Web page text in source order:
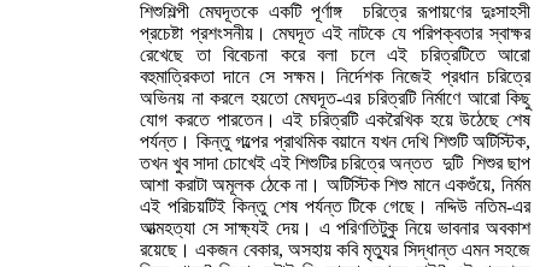
শিশুশিল্পী মেঘদূতকে একটি পূর্ণাঙ্গ চরিত্রে রূপায়ণের দুঃসাহসী
প্রচেষ্টা প্রশংসনীয়। মেঘদূত এই নাটকে যে পরিপক্বতার স্বাক্ষর
রেখেছে তা বিবেচনা করে বলা চলে এই চরিত্রটিতে আরো
বহুমাত্রিকতা দানে সে সক্ষম। নির্দেশক নিজেই প্রধান চরিত্রে
অভিনয় না করলে হয়তো মেঘদূত-এর চরিত্রটি নির্মাণে আরো কিছু
যোগ করতে পারতেন। এই চরিত্রটি একরৈখিক হয়ে উঠেছে শেষ
পর্যন্ত। কিন্তু গল্পের প্রাথমিক বয়ানে যখন দেখি শিশুটি অটিস্টিক,
তখন খুব সাদা চোখেই এই শিশুটির চরিত্রে অন্তত দুটি শিশুর ছাপ
আশা করাটা অমূলক ঠেকে না। অটিস্টিক শিশু মানে একগুঁয়ে, নির্মম
এই পরিচয়টিই কিন্তু শেষ পর্যন্ত টিকে গেছে। নদ্দিউ নতিম-এর
আত্মহত্যা সে সাক্ষ্যই দেয়। এ পরিণতিটুকু নিয়ে ভাবনার অবকাশ
রয়েছে। একজন বেকার, অসহায় কবি মৃত্যুর সিদ্ধান্ত এমন সহজে